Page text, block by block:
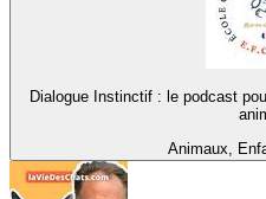
Dialogue Instinctif : le podcast
Animaux,